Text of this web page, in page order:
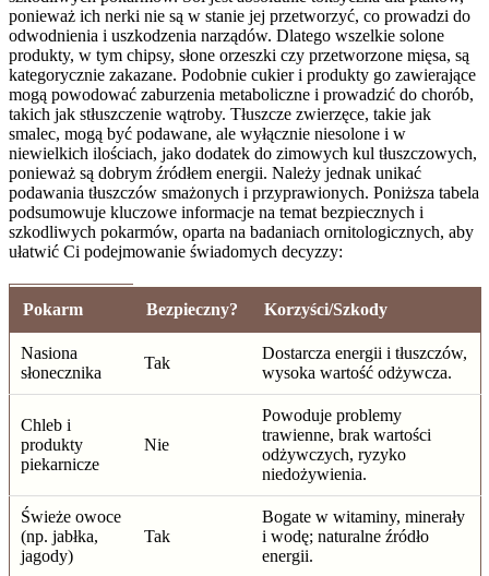
ponieważ ich nerki nie są w stanie jej przetworzyć, co prowadzi do
odwodnienia i uszkodzenia narządów. Dlatego wszelkie solone
produkty, w tym chipsy, słone orzeszki czy przetworzone mięsa, są
kategorycznie zakazane. Podobnie cukier i produkty go zawierające
mogą powodować zaburzenia metaboliczne i prowadzić do chorób,
takich jak stłuszczenie wątroby. Tłuszcze zwierzęce, takie jak
smalec, mogą być podawane, ale wyłącznie niesolone i w
niewielkich ilościach, jako dodatek do zimowych kul tłuszczowych,
ponieważ są dobrym źródłem energii. Należy jednak unikać
podawania tłuszczów smażonych i przyprawionych. Poniższa tabela
podsumowuje kluczowe informacje na temat bezpiecznych i
szkodliwych pokarmów, oparta na badaniach ornitologicznych, aby
ułatwić Ci podejmowanie świadomych decyzzy:
Pokarm Bezpieczny? Korzyści/Szkody
Nasiona
słonecznika
Tak
Dostarcza energii i tłuszczów,
wysoka wartość odżywcza.
Chleb i
produkty
piekarnicze
Nie
Powoduje problemy
trawienne, brak wartości
odżywczych, ryzyko
niedożywienia.
Świeże owoce
(np. jabłka,
jagody)
Tak
Bogate w witaminy, minerały
i wodę; naturalne źródło
energii.